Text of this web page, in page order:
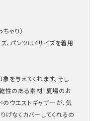
ゃり）
、パンツは4サイズを着用
を与えてくれます。そし
性のある素材！夏場のお
のウエストギャザーが、気
げなくカバーしてくれるの